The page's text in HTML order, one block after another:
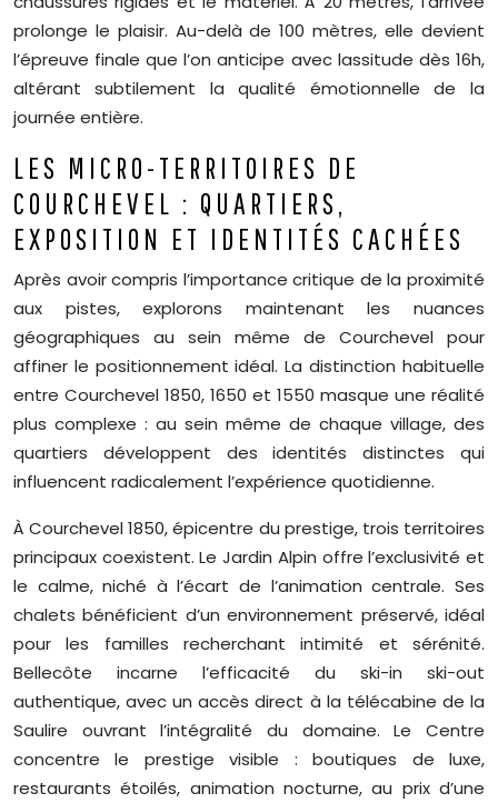
prolonge le plaisir. Au-delà de 100 mètres, elle devient
l’épreuve finale que l’on anticipe avec lassitude dès 16h,
altérant subtilement la qualité émotionnelle de la
journée entière.
LES MICRO-TERRITOIRES DE
COURCHEVEL : QUARTIERS,
EXPOSITION ET IDENTITÉS CACHÉES
Après avoir compris l’importance critique de la proximité
aux pistes, explorons maintenant les nuances
géographiques au sein même de Courchevel pour
affiner le positionnement idéal. La distinction habituelle
entre Courchevel 1850, 1650 et 1550 masque une réalité
plus complexe : au sein même de chaque village, des
quartiers développent des identités distinctes qui
influencent radicalement l’expérience quotidienne.
À Courchevel 1850, épicentre du prestige, trois territoires
principaux coexistent. Le Jardin Alpin offre l’exclusivité et
le calme, niché à l’écart de l’animation centrale. Ses
chalets bénéficient d’un environnement préservé, idéal
pour les familles recherchant intimité et sérénité.
Bellecôte incarne l’efficacité du ski-in ski-out
authentique, avec un accès direct à la télécabine de la
Saulire ouvrant l’intégralité du domaine. Le Centre
concentre le prestige visible : boutiques de luxe,
restaurants étoilés, animation nocturne, au prix d’une